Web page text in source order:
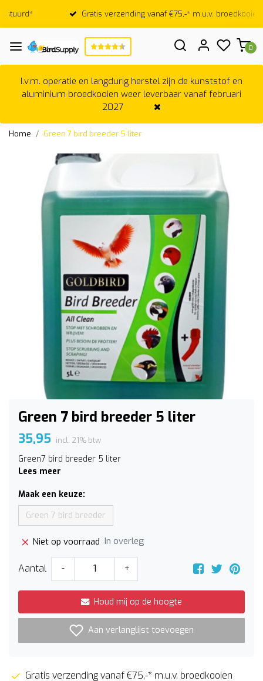
Gratis verzending vanaf €75,-* m.u.v. broedkooien
0
I.v.m. operatie en langdurig herstel zijn de kunststof en
aluminium broedkooien weer leverbaar vanaf februari
2027
Home Green 7 bird breeder 5 liter
Green 7 bird breeder 5 liter
35,95 incl. 21% btw
Green7 bird breeder 5 liter
Lees meer
Maak een keuze:
Green 7 bird breeder
Niet op voorraad In overleg
Aantal - +
Houd mij op de hoogte
Aan verlanglijst toevoegen
Gratis verzending vanaf €75,-* m.u.v. broedkooien